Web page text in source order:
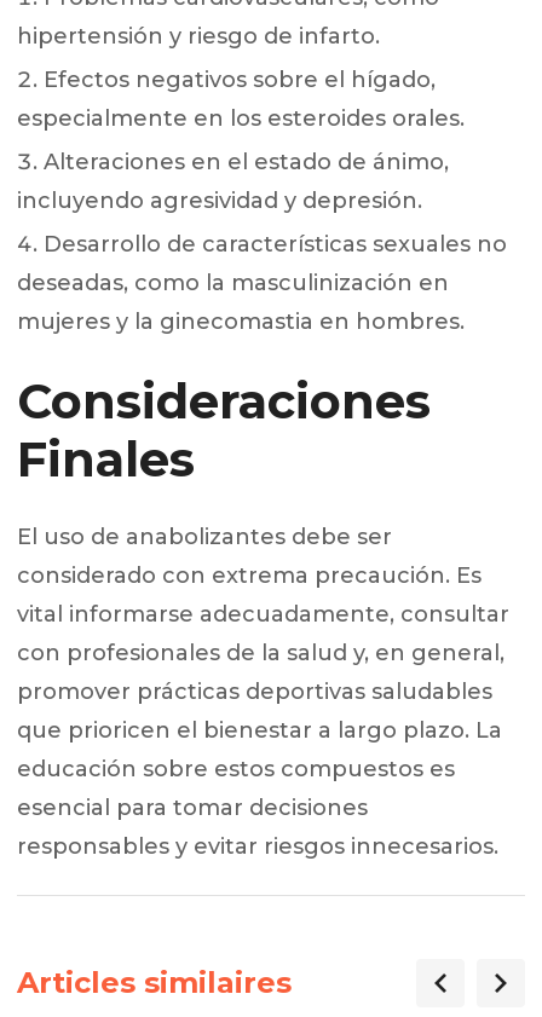
hipertensión y riesgo de infarto.
Efectos negativos sobre el hígado,
especialmente en los esteroides orales.
Alteraciones en el estado de ánimo,
incluyendo agresividad y depresión.
Desarrollo de características sexuales no
deseadas, como la masculinización en
mujeres y la ginecomastia en hombres.
Consideraciones
Finales
El uso de anabolizantes debe ser
considerado con extrema precaución. Es
vital informarse adecuadamente, consultar
con profesionales de la salud y, en general,
promover prácticas deportivas saludables
que prioricen el bienestar a largo plazo. La
educación sobre estos compuestos es
esencial para tomar decisiones
responsables y evitar riesgos innecesarios.
Articles similaires